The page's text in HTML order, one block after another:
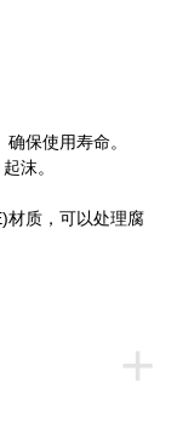
保使用寿命。
沫。
质，可以处理腐
+